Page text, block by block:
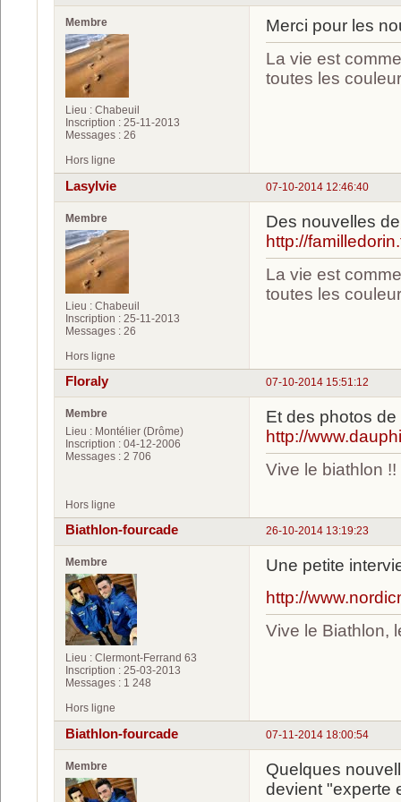
Membre
Lieu : Chabeuil
Inscription : 25-11-2013
Messages : 26
Merci pour les
La vie est
toutes les
Hors ligne
07-10-2014 12:46:40
Lasylvie
Membre
Lieu : Chabeuil
Inscription : 25-11-2013
Messages : 26
Des nouvelles
http://
La vie est
toutes les
Hors ligne
07-10-2014 15:51:12
Floraly
Membre
Lieu : Montélier (Drôme)
Inscription : 04-12-2006
Messages : 2 706
Et des photos
http://
Vive le biathlon !!
Hors ligne
26-10-2014 13:19:23
Biathlon-fourcade
Membre
Lieu : Clermont-Ferrand 63
Inscription : 25-03-2013
Messages : 1 248
Une petite
http://
Vive le Biathlon,
Hors ligne
07-11-2014 18:00:54
Biathlon-fourcade
Membre
Quelques
devient "experte